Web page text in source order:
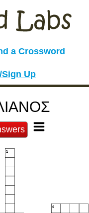
a Crossword
Up
1
6